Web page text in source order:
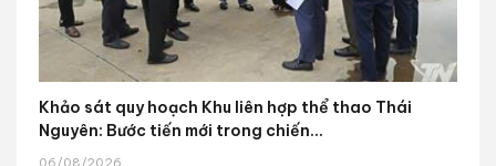
Khảo sát quy hoạch Khu liên hợp thể thao Thái
Nguyên: Bước tiến mới trong chiến...
06/08/2026